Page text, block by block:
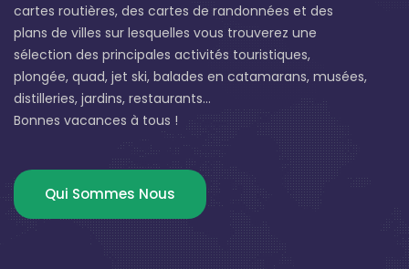
cartes routières, des cartes de randonnées et des
plans de villes sur lesquelles vous trouverez une
sélection des principales activités touristiques,
plongée, quad, jet ski, balades en catamarans, musées,
distilleries, jardins, restaurants...
Bonnes vacances à tous !
Qui Sommes Nous